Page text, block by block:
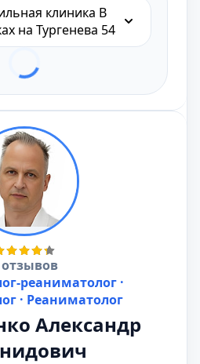
клиника В
на Тургенева 54
отзывов
реаниматолог ·
· Реаниматолог
Александр